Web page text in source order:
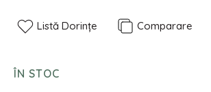
Listă Dorințe Comparare
ÎN STOC